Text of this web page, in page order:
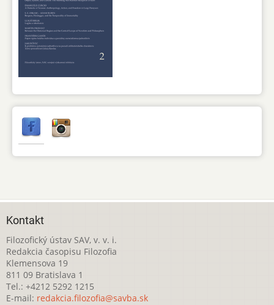
Kontakt
Filozofický ústav SAV, v. v. i.
Redakcia časopisu Filozofia
Klemensova 19
811 09 Bratislava 1
Tel.: +4212 5292 1215
E-mail: redakcia.filozofia@savba.sk